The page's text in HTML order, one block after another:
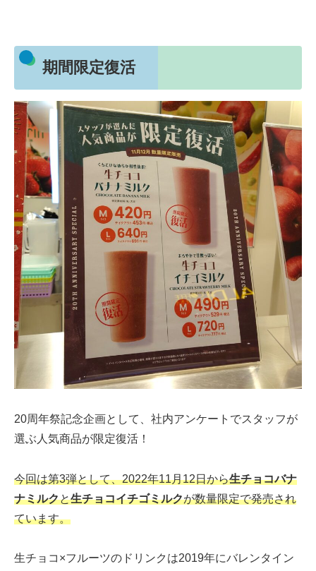
期間限定復活
20周年祭記念企画として、社内アンケートでスタッフが
選ぶ人気商品が限定復活！
今回は第3弾として、2022年11月12日から生チョコバナ
ナミルクと生チョコイチゴミルクが数量限定で発売され
ています。
生チョコ×フルーツのドリンクは2019年にバレンタイン